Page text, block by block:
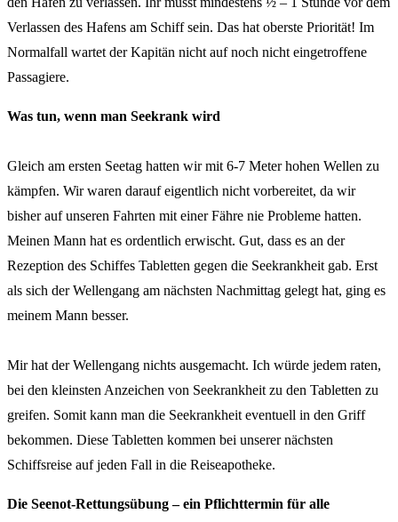
Verlassen des Hafens am Schiff sein. Das hat oberste Priorität! Im
Normalfall wartet der Kapitän nicht auf noch nicht eingetroffene
Passagiere.
Was tun, wenn man Seekrank wird
Gleich am ersten Seetag hatten wir mit 6-7 Meter hohen Wellen zu
kämpfen. Wir waren darauf eigentlich nicht vorbereitet, da wir
bisher auf unseren Fahrten mit einer Fähre nie Probleme hatten.
Meinen Mann hat es ordentlich erwischt. Gut, dass es an der
Rezeption des Schiffes Tabletten gegen die Seekrankheit gab. Erst
als sich der Wellengang am nächsten Nachmittag gelegt hat, ging es
meinem Mann besser.
Mir hat der Wellengang nichts ausgemacht. Ich würde jedem raten,
bei den kleinsten Anzeichen von Seekrankheit zu den Tabletten zu
greifen. Somit kann man die Seekrankheit eventuell in den Griff
bekommen. Diese Tabletten kommen bei unserer nächsten
Schiffsreise auf jeden Fall in die Reiseapotheke.
Die Seenot-Rettungsübung – ein Pflichttermin für alle